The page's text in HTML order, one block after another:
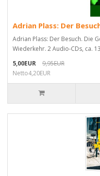
Adrian Plass: Der
Adrian Plass: Der Besuch. Die
Wiederkehr. 2 Audio-CDs, ca.
5,00EUR
9,95EUR
Netto4,20EUR